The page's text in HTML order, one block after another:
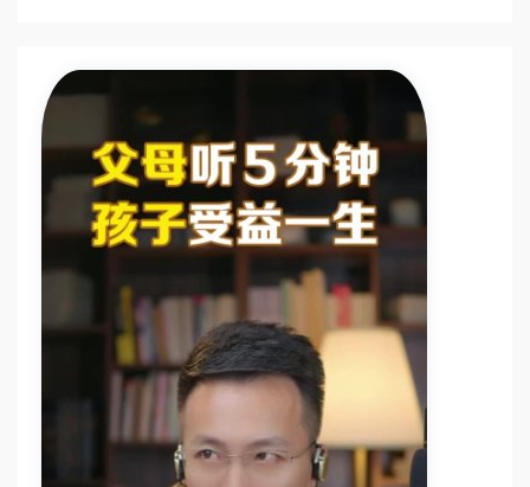
冷士强2023高三高考化学规划服务全体系学
习卡全套网课
海北老师初中家长必修课：100节学习方法